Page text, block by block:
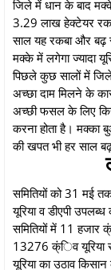
जिले में धान के बाद
3.29 लाख हेक्टेयर
साल यह रकबा और बढ़
मक्के में लगेगा ज्यादा
पिछले कुछ सालों में जिले
अच्छा दाम मिलने के
अच्छी फसल के लिए
करना होता है। मक्का
की खपत भी हर साल
समितियों को 31 मई
यूरिया व डीएपी
समितियों में 11 हजार
13276 क्ंिव यूरिया
यूरिया का उठाव